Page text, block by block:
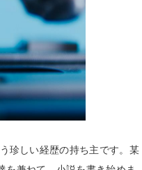
珍しい経歴の持ち主です。某